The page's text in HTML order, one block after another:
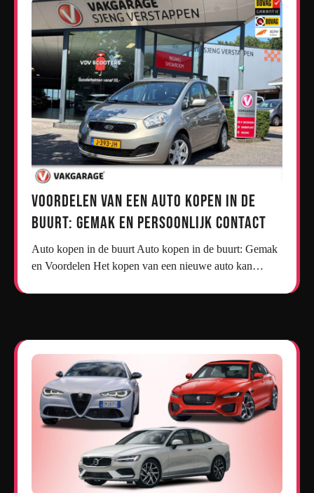
Voordelen van een Auto Kopen in de
Buurt: Gemak en Persoonlijk Contact
Auto kopen in de buurt Auto kopen in de buurt: Gemak
en Voordelen Het kopen van een nieuwe auto kan…